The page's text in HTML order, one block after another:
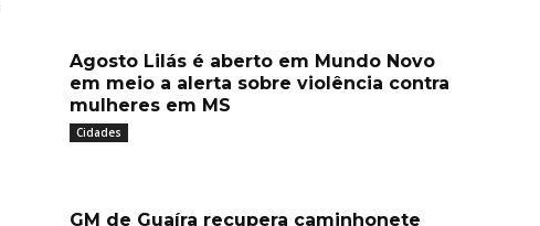
Agosto Lilás é aberto em Mundo Novo
em meio a alerta sobre violência contra
mulheres em MS
Cidades
GM de Guaíra recupera caminhonete